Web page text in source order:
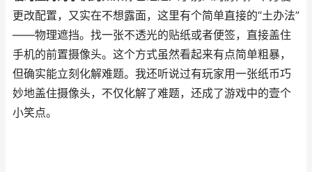
更改配置，又实在不想露面，这里有个简单直接的“土办法”
——物理遮挡。找一张不透光的贴纸或者便签，直接盖住
手机的前置摄像头。这个方式虽然看起来有点简单粗暴，
但确实能立刻化解难题。我还听说过有玩家用一张纸币巧
妙地盖住摄像头，不仅化解了难题，还成了游戏中的壹个
小笑点。